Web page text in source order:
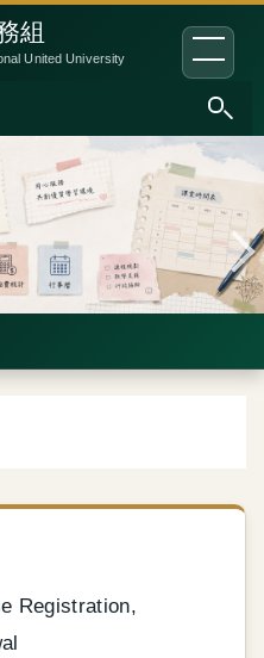
組
United University
Registration,